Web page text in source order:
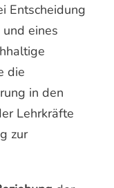
Entscheidung
eines
die
in den
Lehrkräfte
zur